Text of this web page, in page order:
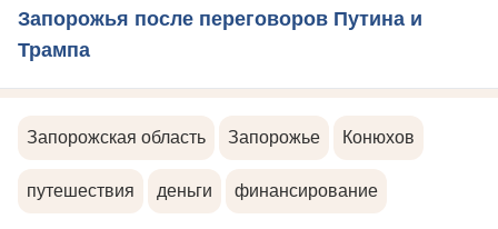
Запорожья после переговоров Путина и
Трампа
Запорожская область Запорожье Конюхов
путешествия деньги финансирование